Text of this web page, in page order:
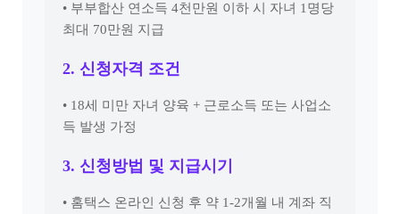
• 부부합산 연소득 4천만원 이하 시 자녀 1명당
최대 70만원 지급
2. 신청자격 조건
• 18세 미만 자녀 양육 + 근로소득 또는 사업소
득 발생 가정
3. 신청방법 및 지급시기
• 홈택스 온라인 신청 후 약 1-2개월 내 계좌 직